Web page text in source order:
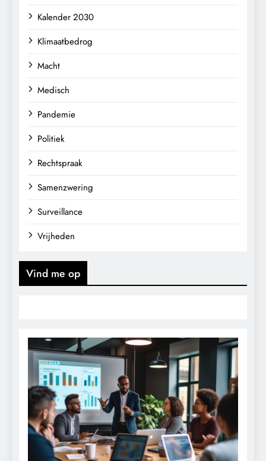
Kalender 2030
Klimaatbedrog
Macht
Medisch
Pandemie
Politiek
Rechtspraak
Samenzwering
Surveillance
Vrijheden
Vind me op